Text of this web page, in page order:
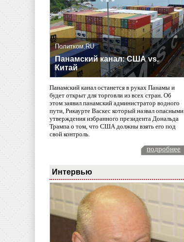
Политком.RU
Панамский канал: США vs.
Китай
Панамский канал останется в руках Панамы и
будет открыт для торговли из всех стран. Об
этом заявил панамский администратор водного
пути, Рикаурте Васкес который назвал опасными
утверждения избранного президента Дональда
Трампа о том, что США должны взять его под
свой контроль.
подробнее
Интервью